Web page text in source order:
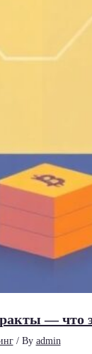
— что
/ By admin